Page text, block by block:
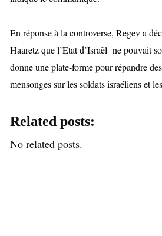
En réponse à la controverse, Regev a
Haaretz que l’Etat d’Israël ne pouvait
donne une plate-forme pour répandre
mensonges sur les soldats israéliens et
Related posts:
No related posts.